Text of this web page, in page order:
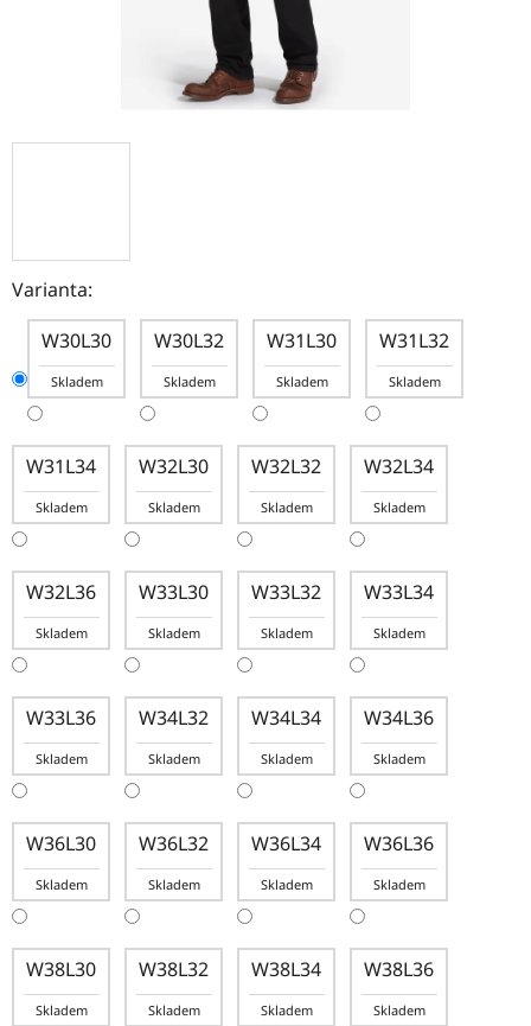
Varianta:
W30L30
Skladem
W30L32
Skladem
W31L30
Skladem
W31L32
Skladem
W31L34
Skladem
W32L30
Skladem
W32L32
Skladem
W32L34
Skladem
W32L36
Skladem
W33L30
Skladem
W33L32
Skladem
W33L34
Skladem
W33L36
Skladem
W34L32
Skladem
W34L34
Skladem
W34L36
Skladem
W36L30
Skladem
W36L32
Skladem
W36L34
Skladem
W36L36
Skladem
W38L30
Skladem
W38L32
Skladem
W38L34
Skladem
W38L36
Skladem